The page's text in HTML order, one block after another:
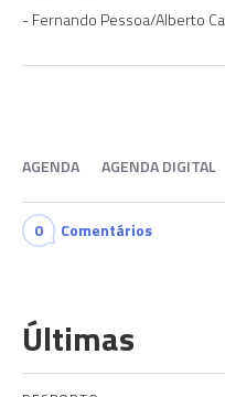
Fernando Pessoa/Alberto
AGENDA AGENDA DIGITAL
0 Comentários
Últimas